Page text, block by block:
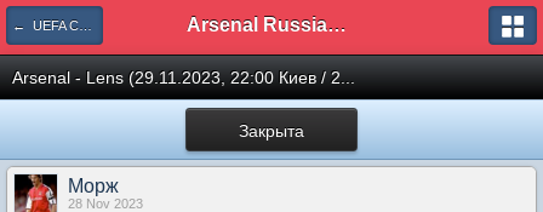
← UEFA Champions League Arsenal Russian Speaking Supporters Club
Arsenal - Lens (29.11.2023, 22:00 Киев / 2...
Закрыта
Морж
28 Nov 2023